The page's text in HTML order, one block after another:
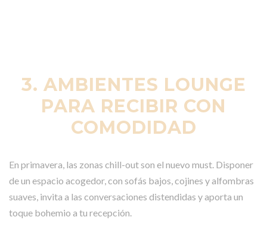
3. AMBIENTES LOUNGE
PARA RECIBIR CON
COMODIDAD
En primavera, las zonas chill-out son el nuevo must. Disponer
de un espacio acogedor, con sofás bajos, cojines y alfombras
suaves, invita a las conversaciones distendidas y aporta un
toque bohemio a tu recepción.